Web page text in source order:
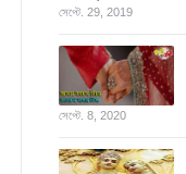
সেপ্টে. 29, 2019
সেপ্টে. 8, 2020